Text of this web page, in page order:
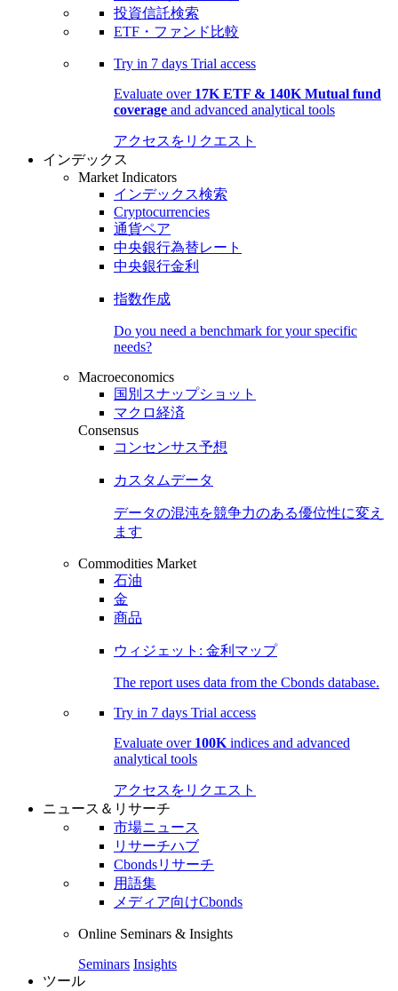
投資信託検索
ETF・ファンド比較
Try in 7 days Trial access
Evaluate over 17K ETF & 140K Mutual fund
coverage and advanced analytical tools
アクセスをリクエスト
インデックス
Market Indicators
インデックス検索
Cryptocurrencies
通貨ペア
中央銀行為替レート
中央銀行金利
指数作成
Do you need a benchmark for your specific
needs?
Macroeconomics
国別スナップショット
マクロ経済
Consensus
コンセンサス予想
カスタムデータ
データの混沌を競争力のある優位性に変え
ます
Commodities Market
石油
金
商品
ウィジェット: 金利マップ
The report uses data from the Cbonds database.
Try in 7 days Trial access
Evaluate over 100K indices and advanced
analytical tools
アクセスをリクエスト
ニュース＆リサーチ
市場ニュース
リサーチハブ
Cbondsリサーチ
用語集
メディア向けCbonds
Online Seminars & Insights
Seminars Insights
ツール